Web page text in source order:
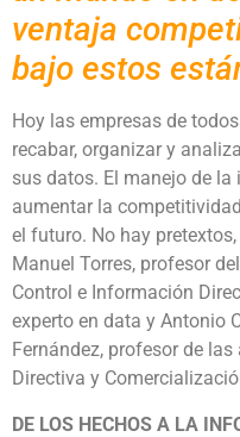
ventaja
bajo estos
Hoy las empresas de
recabar, organizar y
sus datos. El manejo de
aumentar la
el futuro. No hay
Manuel Torres, profesor
Control e Información
experto en data y Antonio
Fernández, profesor de
Directiva y
DE LOS HECHOS A LA